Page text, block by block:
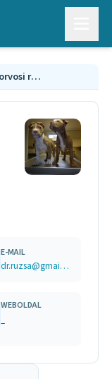
Dr. Ruzsa György Állatorvosi rendelő Tapolca
E-MAIL
dr.ruzsa@gmail.com
WEBOLDAL
–